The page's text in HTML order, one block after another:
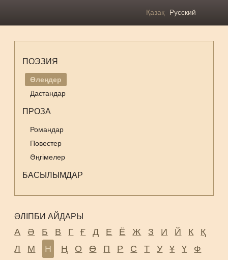
Қазақ Русский
ПОЭЗИЯ
Өлеңдер
Дастандар
ПРОЗА
Романдар
Повестер
Әңгімелер
БАСЫЛЫМДАР
ӘЛІПБИ АЙДАРЫ
А Ә Б В Г Ғ Д Е Ё Ж З И Й К
Қ
Л
М Н Ң О Ө П Р С Т У Ұ Ү
Ф